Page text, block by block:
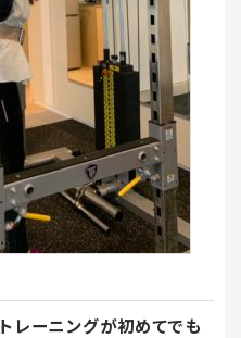
トレーニングが初めてでも